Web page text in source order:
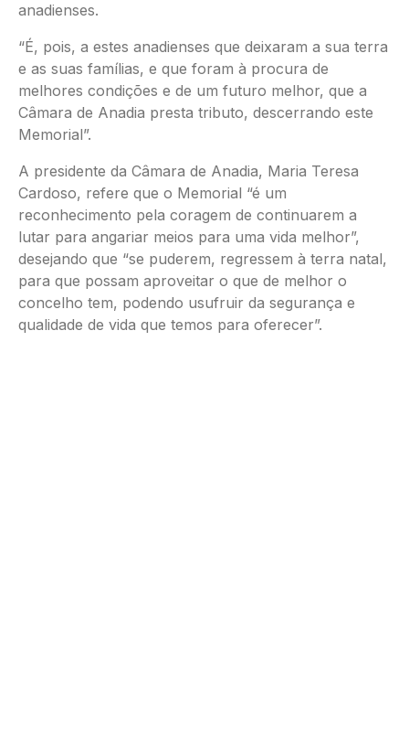
anadienses.
“É, pois, a estes anadienses que deixaram a sua terra
e as suas famílias, e que foram à procura de
melhores condições e de um futuro melhor, que a
Câmara de Anadia presta tributo, descerrando este
Memorial”.
A presidente da Câmara de Anadia, Maria Teresa
Cardoso, refere que o Memorial “é um
reconhecimento pela coragem de continuarem a
lutar para angariar meios para uma vida melhor”,
desejando que “se puderem, regressem à terra natal,
para que possam aproveitar o que de melhor o
concelho tem, podendo usufruir da segurança e
qualidade de vida que temos para oferecer”.